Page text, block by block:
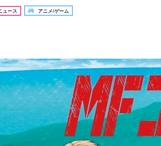
ュース アニメ/ゲーム